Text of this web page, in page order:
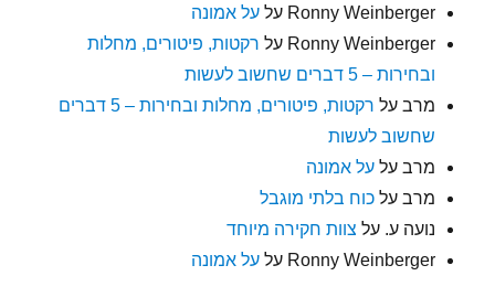
Ronny Weinberger עלעל אמונה
Ronny Weinberger על רקטות, פיטורים, מחלות
ובחירות – 5 דברים שחשוב לעשות
מרב על
רקטות, פיטורים, מחלות ובחירות – 5 דברים
שחשוב לעשות
מרב עלעל אמונה
מרב עלכוח בלתי מוגבל
נועה ע. על צוות חקירה מיוחד
Ronny Weinberger עלעל אמונה